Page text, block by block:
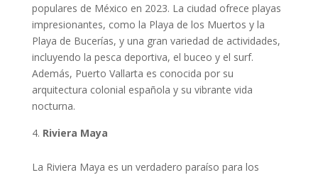
populares de México en 2023. La ciudad ofrece playas
impresionantes, como la Playa de los Muertos y la
Playa de Bucerías, y una gran variedad de actividades,
incluyendo la pesca deportiva, el buceo y el surf.
Además, Puerto Vallarta es conocida por su
arquitectura colonial española y su vibrante vida
nocturna.
Riviera Maya
La Riviera Maya es un verdadero paraíso para los